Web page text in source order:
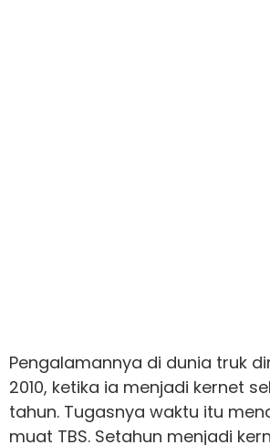
Pengalamannya di dunia truk
2010, ketika ia menjadi kernet
tahun. Tugasnya waktu itu
muat TBS. Setahun menjadi